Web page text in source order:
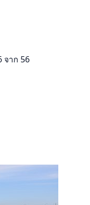
จาก 56